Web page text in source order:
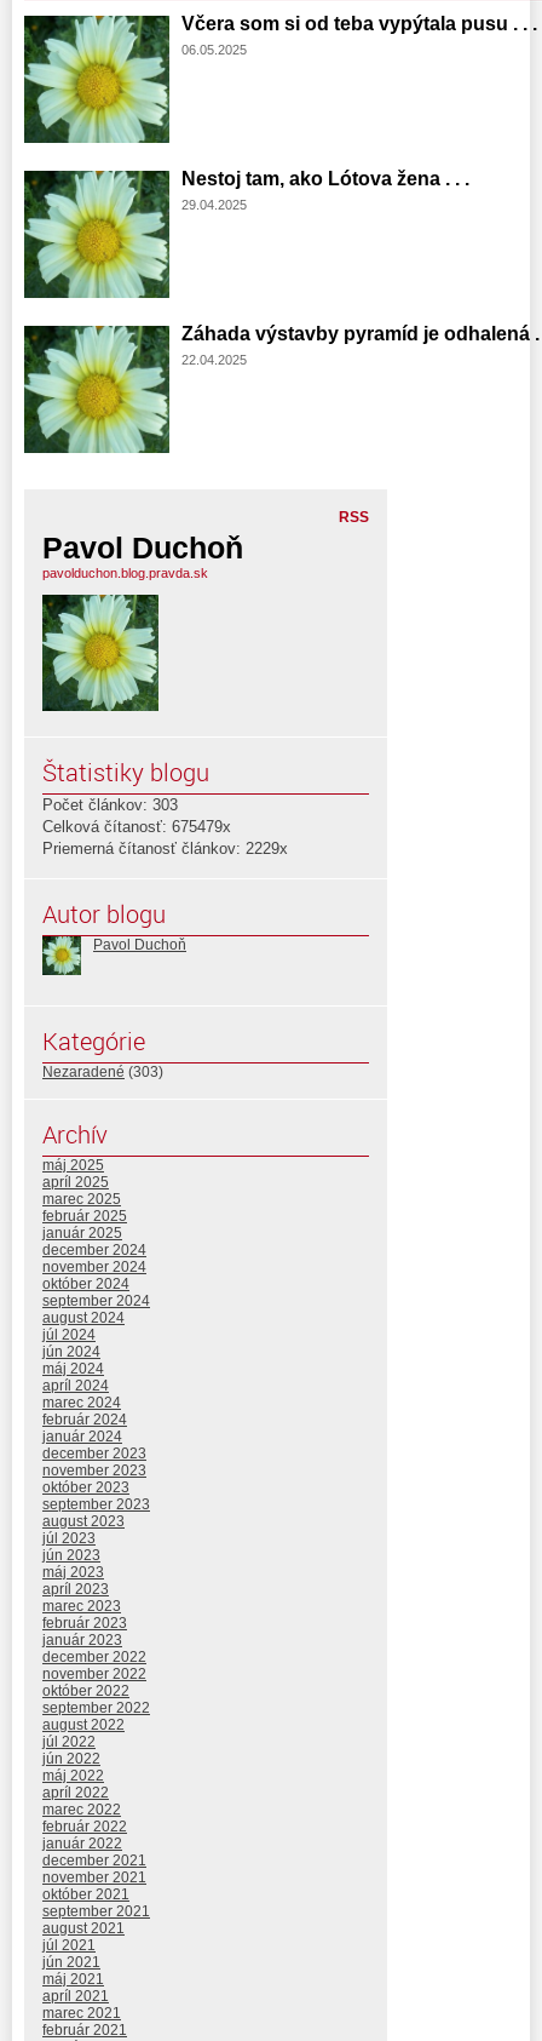
Včera som si od teba vypýtala pusu . . .
06.05.2025
Nestoj tam, ako Lótova žena . . .
29.04.2025
Záhada výstavby pyramíd je odhalená .
22.04.2025
RSS
Pavol Duchoň
pavolduchon.blog.pravda.sk
Štatistiky blogu
Počet článkov: 303
Celková čítanosť: 675479x
Priemerná čítanosť článkov: 2229x
Autor blogu
Pavol Duchoň
Kategórie
Nezaradené (303)
Archív
máj 2025
apríl 2025
marec 2025
február 2025
január 2025
december 2024
november 2024
október 2024
september 2024
august 2024
júl 2024
jún 2024
máj 2024
apríl 2024
marec 2024
február 2024
január 2024
december 2023
november 2023
október 2023
september 2023
august 2023
júl 2023
jún 2023
máj 2023
apríl 2023
marec 2023
február 2023
január 2023
december 2022
november 2022
október 2022
september 2022
august 2022
júl 2022
jún 2022
máj 2022
apríl 2022
marec 2022
február 2022
január 2022
december 2021
november 2021
október 2021
september 2021
august 2021
júl 2021
jún 2021
máj 2021
apríl 2021
marec 2021
február 2021